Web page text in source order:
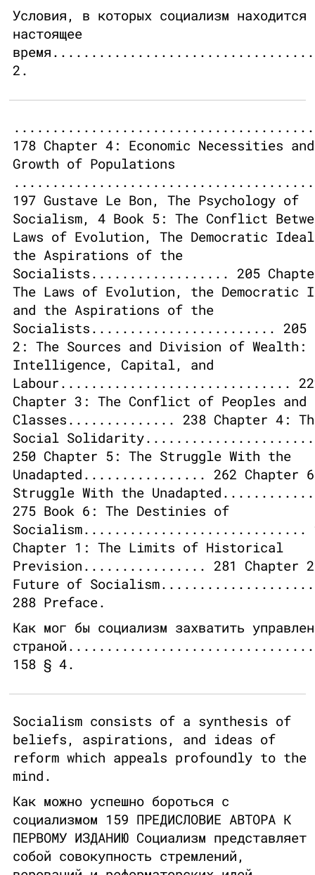
Условия, в которых социализм находится
настоящее
2.
178 Chapter 4: Economic Necessities
Growth of Populations
197 Gustave Le Bon, The Psychology of
Socialism, 4 Book 5: The Conflict
Laws of Evolution, The Democratic
the Aspirations of the
Socialists.................. 205
The Laws of Evolution, the Democratic
and the Aspirations of the
Socialists........................ 205
2: The Sources and Division of Wealth:
Intelligence, Capital, and
Labour..............................
Chapter 3: The Conflict of Peoples and
Classes.............. 238 Chapter 4:
Social
250 Chapter 5: The Struggle With the
Unadapted................ 262 Chapter
Struggle With the
275 Book 6: The Destinies of
Socialism.............................
Chapter 1: The Limits of Historical
Prevision................ 281 Chapter
Future of
288 Preface.
Как мог бы социализм захватить
158 § 4.
Socialism consists of a synthesis of
beliefs, aspirations, and ideas of
reform which appeals profoundly to the
mind.
Как можно успешно бороться с
социализмом 159 ПРЕДИСЛОВИЕ АВТОРА К
ПЕРВОМУ ИЗДАНИЮ Социализм представляет
собой совокупность стремлений,